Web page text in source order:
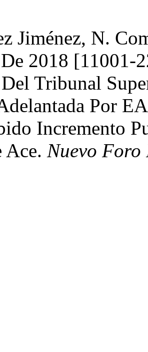
Jiménez, N.
2018 [11001-
Tribunal
Por
Incremento
Ace. Nuevo Foro